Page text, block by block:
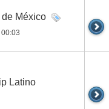
México
00:03
Latino